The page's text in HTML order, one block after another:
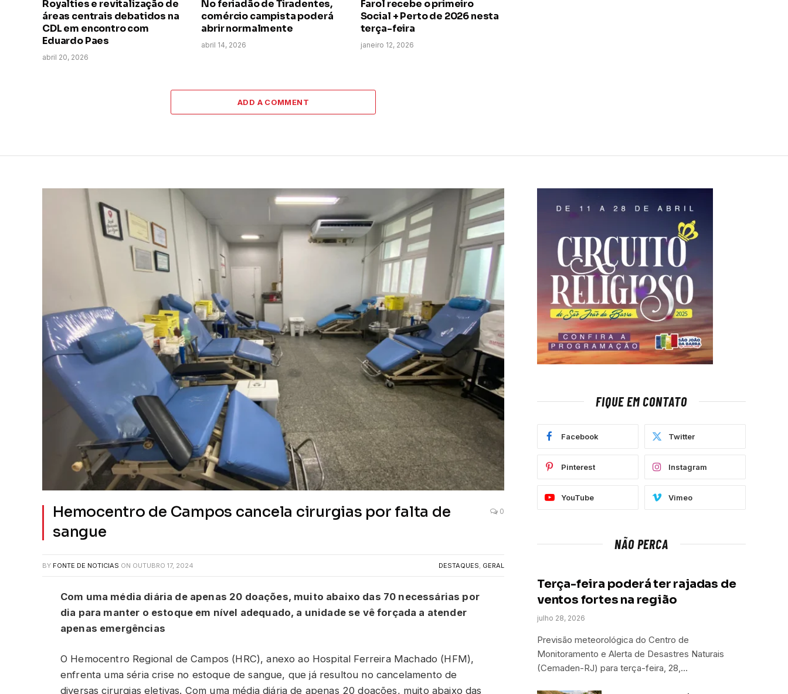
Royalties e revitalização de
áreas centrais debatidos na
CDL em encontro com
Eduardo Paes
abril 20, 2026
No feriadão de Tiradentes,
comércio campista poderá
abrir normalmente
abril 14, 2026
Farol recebe o primeiro
Social + Perto de 2026 nesta
terça-feira
janeiro 12, 2026
ADD A COMMENT
Hemocentro de Campos cancela cirurgias por falta de
sangue
0
BY FONTE DE NOTICIAS ON OUTUBRO 17, 2024 DESTAQUES GERAL
Com uma média diária de apenas 20 doações, muito abaixo das 70 necessárias por
dia para manter o estoque em nível adequado, a unidade se vê forçada a atender
apenas emergências
O Hemocentro Regional de Campos (HRC), anexo ao Hospital Ferreira Machado (HFM),
enfrenta uma séria crise no estoque de sangue, que já resultou no cancelamento de
diversas cirurgias eletivas. Com uma média diária de apenas 20 doações, muito abaixo das
FIQUE EM CONTATO
Facebook Twitter
Pinterest Instagram
YouTube Vimeo
NÃO PERCA
Terça-feira poderá ter rajadas de
ventos fortes na região
julho 28, 2026
Previsão meteorológica do Centro de
Monitoramento e Alerta de Desastres Naturais
(Cemaden-RJ) para terça-feira, 28,…